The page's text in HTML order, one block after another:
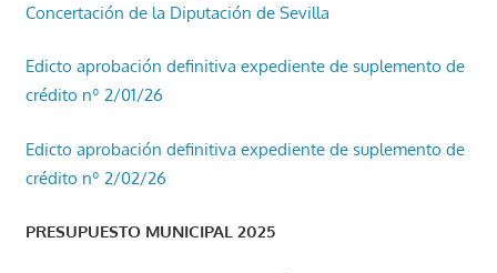
Concertación de la Diputación de Sevilla
Edicto aprobación definitiva expediente de suplemento de
crédito nº 2/01/26
Edicto aprobación definitiva expediente de suplemento de
crédito nº 2/02/26
PRESUPUESTO MUNICIPAL 2025